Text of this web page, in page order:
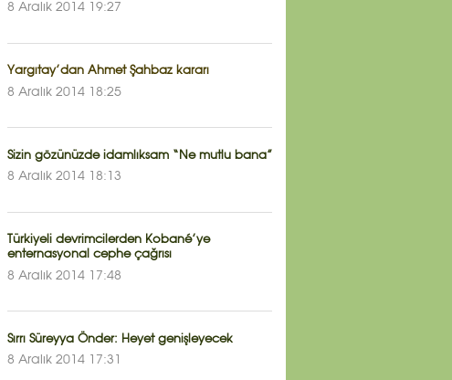
8 Aralık 2014 19:27
Yargıtay’dan Ahmet Şahbaz kararı
8 Aralık 2014 18:25
Sizin gözünüzde idamlıksam “Ne mutlu bana”
8 Aralık 2014 18:13
Türkiyeli devrimcilerden Kobané’ye
enternasyonal cephe çağrısı
8 Aralık 2014 17:48
Sırrı Süreyya Önder: Heyet genişleyecek
8 Aralık 2014 17:31